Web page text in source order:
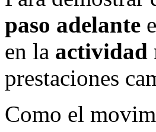
paso adelante
en la actividad
prestaciones
Como el